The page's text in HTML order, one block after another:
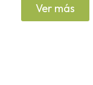
Ver más